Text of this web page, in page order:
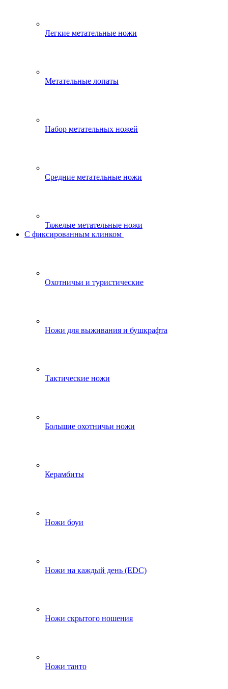
Легкие метательные ножи
Метательные лопаты
Набор метательных ножей
Средние метательные ножи
Тяжелые метательные ножи
С фиксированным клинком
Охотничьи и туристические
Ножи для выживания и бушкрафта
Тактические ножи
Большие охотничьи ножи
Керамбиты
Ножи боуи
Ножи на каждый день (EDC)
Ножи скрытого ношения
Ножи танто